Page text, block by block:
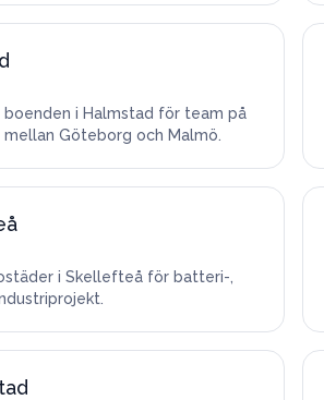
boenden i Halmstad för team på
Göteborg och Malmö.
i Skellefteå för batteri-,